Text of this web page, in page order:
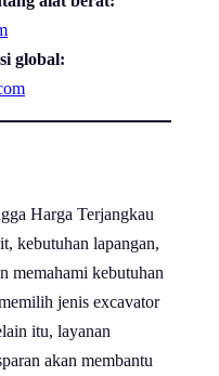
global:
Harga Terjangkau
kebutuhan lapangan,
memahami kebutuhan
jenis excavator
itu, layanan
akan membantu